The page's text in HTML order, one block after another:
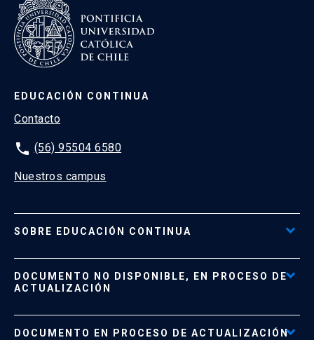
EDUCACIÓN CONTINUA
Contacto
phone (56) 95504 6580
Nuestros campus
SOBRE EDUCACIÓN CONTINUA
Formas de Pago
Políticas de Retiro, Devolución e Información Importante
DOCUMENTO NO DISPONIBLE, EN PROCESO DE
ACTUALIZACIÓN
Documento No Disponible file_download
DOCUMENTO EN PROCESO DE ACTUALIZACIÓN